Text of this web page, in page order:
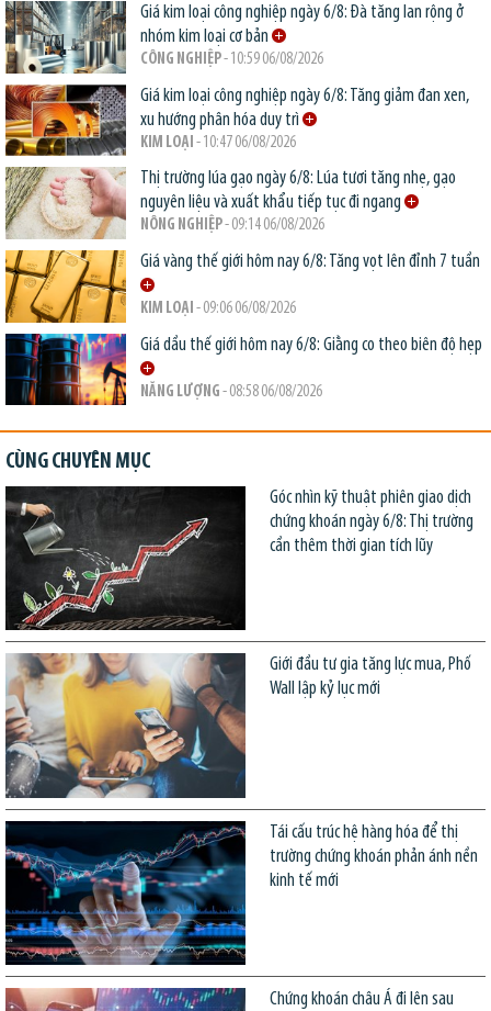
Giá kim loại công nghiệp ngày 6/8: Đà tăng lan rộng ở
nhóm kim loại cơ bản
CÔNG NGHIỆP- 10:59 06/08/2026
Giá kim loại công nghiệp ngày 6/8: Tăng giảm đan xen,
xu hướng phân hóa duy trì
KIM LOẠI - 10:47 06/08/2026
Thị trường lúa gạo ngày 6/8: Lúa tươi tăng nhẹ, gạo
nguyên liệu và xuất khẩu tiếp tục đi ngang
NÔNG NGHIỆP- 09:14 06/08/2026
Giá vàng thế giới hôm nay 6/8: Tăng vọt lên đỉnh 7 tuần
KIM LOẠI - 09:06 06/08/2026
Giá dầu thế giới hôm nay 6/8: Giằng co theo biên độ hẹp
NĂNG LƯỢNG - 08:58 06/08/2026
CÙNG CHUYÊN MỤC
Góc nhìn kỹ thuật phiên giao dịch
chứng khoán ngày 6/8: Thị trường
cần thêm thời gian tích lũy
Giới đầu tư gia tăng lực mua, Phố
Wall lập kỷ lục mới
Tái cấu trúc hệ hàng hóa để thị
trường chứng khoán phản ánh nền
kinh tế mới
Chứng khoán châu Á đi lên sau